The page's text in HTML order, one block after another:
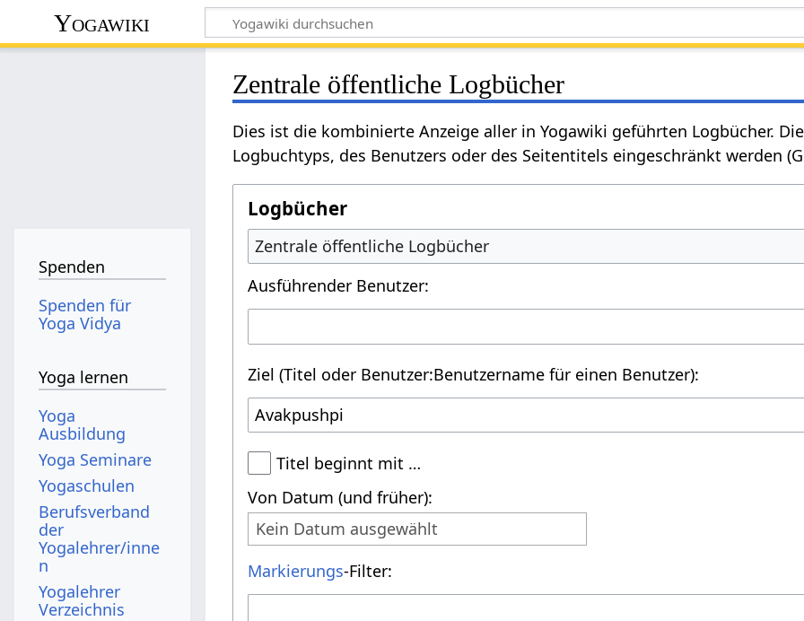
Yogawiki
Zentrale öffentliche Logbücher
Dies ist die kombinierte Anzeige aller in Yogawiki geführten Logbücher.
Logbuchtyps, des Benutzers oder des Seitentitels eingeschränkt werden
Logbücher
Zentrale öffentliche Logbücher
Ausführender Benutzer:
Ziel (Titel oder Benutzer:Benutzername für einen Benutzer):
Titel beginnt mit …
Von Datum (und früher):
Kein Datum ausgewählt
Markierungs-Filter:
Spenden
Spenden für
Yoga Vidya
Yoga lernen
Yoga
Ausbildung
Yoga Seminare
Yogaschulen
Berufsverband
der
Yogalehrer/inne
n
Yogalehrer
Verzeichnis